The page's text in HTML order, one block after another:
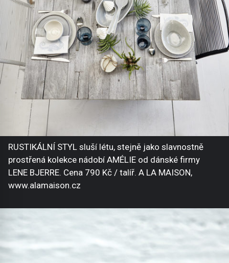
RUSTIKÁLNÍ STYL sluší létu, stejně jako slavnostně
prostřená kolekce nádobí AMÉLIE od dánské firmy
LENE BJERRE. Cena 790 Kč / talíř. A LA MAISON,
www.alamaison.cz